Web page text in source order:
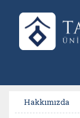
Hakkımızda